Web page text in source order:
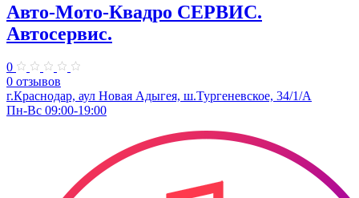
Авто-Мото-Квадро СЕРВИС.
Автосервис.
0
0 отзывов
г.Краснодар, аул Новая Адыгея, ш.Тургеневское, 34/1/А
Пн-Вс 09:00-19:00